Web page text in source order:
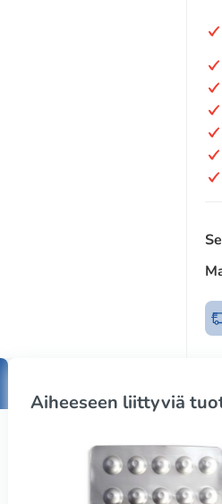
Aiheeseen liittyviä